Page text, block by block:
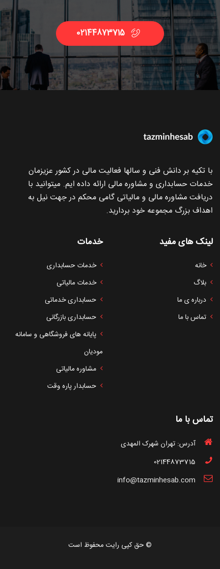
02144873715
با تکیه بر دانش فنی و سالها فعالیت مالی در کشور عزیزمان
خدمات حسابداری و مشاوره مالی ارائه داده ایم. میتوانید با
دریافت مشاوره مالی و مالیاتی گامی محکم در جهت نیل به
اهداف بزرگ مجموعه خود بردارید.
لینک های مفید
خانه
بلاگ
درباره ی ما
تماس با ما
خدمات
خدمات حسابداری
خدمات مالیاتی
حسابداری خدماتی
حسابداری بازرگانی
پایانه های فروشگاهی و سامانه
مودیان
مشاوره مالیاتی
حسابدار پاره وقت
تماس با ما
آدرس: تهران شهرک المهدی
02144873715
info@tazminhesab.com
© حق کپی رایت محفوظ است